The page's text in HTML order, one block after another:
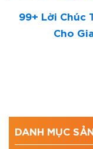
99+ Lời Chúc
Cho
DANH MỤC